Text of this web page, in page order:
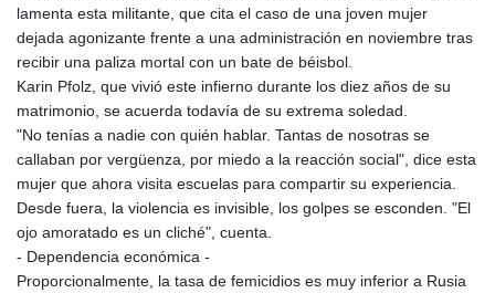
lamenta esta militante, que cita el caso de una joven mujer
dejada agonizante frente a una administración en noviembre tras
recibir una paliza mortal con un bate de béisbol.
Karin Pfolz, que vivió este infierno durante los diez años de su
matrimonio, se acuerda todavía de su extrema soledad.
"No tenías a nadie con quién hablar. Tantas de nosotras se
callaban por vergüenza, por miedo a la reacción social", dice esta
mujer que ahora visita escuelas para compartir su experiencia.
Desde fuera, la violencia es invisible, los golpes se esconden. "El
ojo amoratado es un cliché", cuenta.
- Dependencia económica -
Proporcionalmente, la tasa de femicidios es muy inferior a Rusia